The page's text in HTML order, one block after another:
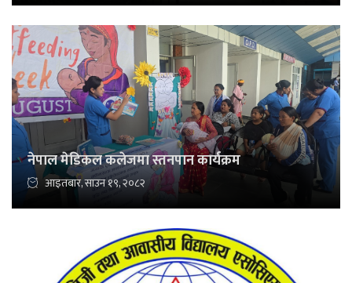
नेपाल मेडिकल कलेजमा स्तनपान कार्यक्रम
आइतबार, साउन १९, २०८२